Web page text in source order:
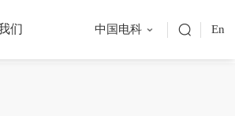
们 中国电科 En